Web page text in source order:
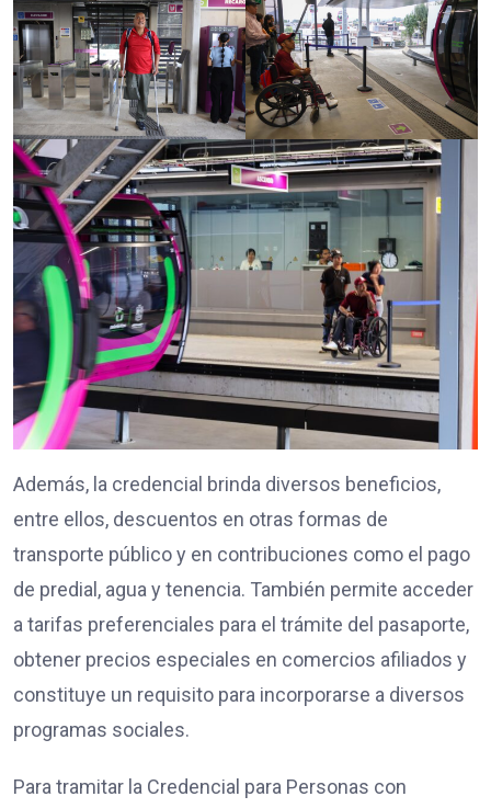
Además, la credencial brinda diversos beneficios,
entre ellos, descuentos en otras formas de
transporte público y en contribuciones como el pago
de predial, agua y tenencia. También permite acceder
a tarifas preferenciales para el trámite del pasaporte,
obtener precios especiales en comercios afiliados y
constituye un requisito para incorporarse a diversos
programas sociales.
Para tramitar la Credencial para Personas con